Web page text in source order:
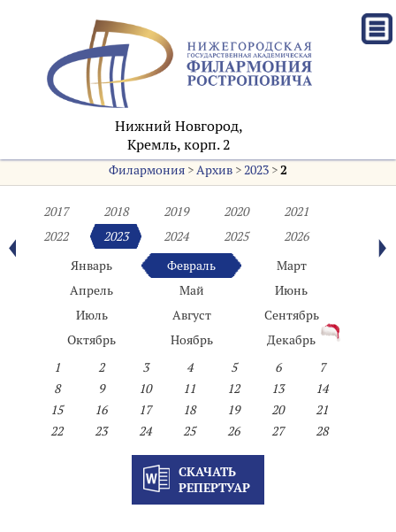
Нижний Новгород,
Кремль, корп. 2
Филармония>Архив>2023>2
2017 2018 2019 2020
2021
2022
2023 2024 2025
2026
Январь
Февраль
Март
Апрель
Май
Июнь
Июль
Август
Сентябрь
Октябрь
Ноябрь
Декабрь
1
2 3 4 5 6
7
8
9 10 11 12 13
14
15
16 17 18 19 20
21
22
23 24 25 26 27 28
СКАЧАТЬ
РЕПЕРТУАР